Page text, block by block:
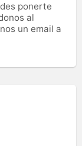
ponerte
al
un email a